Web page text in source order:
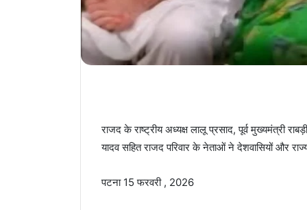
राजद के राष्ट्रीय अध्यक्ष लालू प्रसाद, पूर्व मुख्यमंत्री
यादव सहित राजद परिवार के नेताओं ने देशवासियों और
पटना 15 फरवरी , 2026